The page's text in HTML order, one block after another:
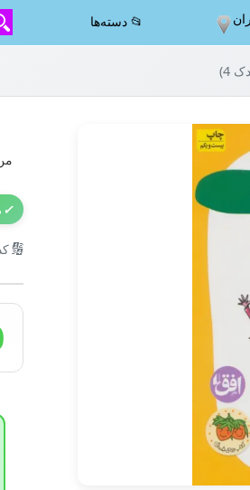
📂 دسته‌ها
4)
✓
🔢